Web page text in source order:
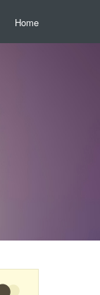
Home